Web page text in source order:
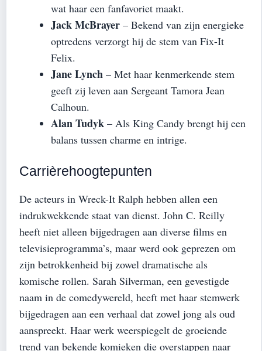
wat haar een fanfavoriet maakt.
Jack McBrayer – Bekend van zijn energieke
optredens verzorgt hij de stem van Fix-It
Felix.
Jane Lynch – Met haar kenmerkende stem
geeft zij leven aan Sergeant Tamora Jean
Calhoun.
Alan Tudyk – Als King Candy brengt hij een
balans tussen charme en intrige.
Carrièrehoogtepunten
De acteurs in Wreck-It Ralph hebben allen een
indrukwekkende staat van dienst. John C. Reilly
heeft niet alleen bijgedragen aan diverse films en
televisieprogramma’s, maar werd ook geprezen om
zijn betrokkenheid bij zowel dramatische als
komische rollen. Sarah Silverman, een gevestigde
naam in de comedywereld, heeft met haar stemwerk
bijgedragen aan een verhaal dat zowel jong als oud
aanspreekt. Haar werk weerspiegelt de groeiende
trend van bekende komieken die overstappen naar